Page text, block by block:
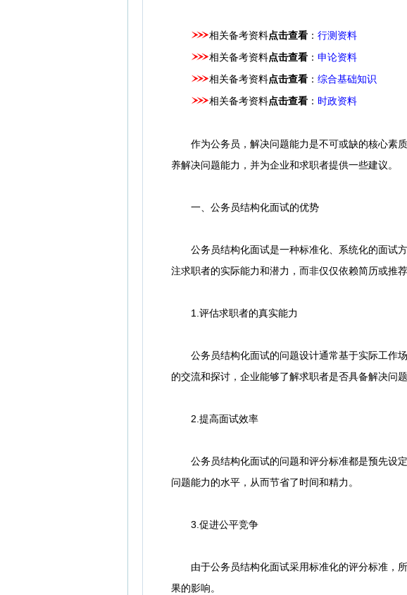
相关备考资料点击查看 ： 行测资料
相关备考资料点击查看 ： 申论资料
相关备考资料点击查看 ： 综合基础知识
相关备考资料点击查看 ： 时政资料
作为公务员，解决问题能力是不可或缺的核心素质
养解决问题能力，并为企业和求职者提供一些建议。
一、公务员结构化面试的优势
公务员结构化面试是一种标准化、系统化的面试方
注求职者的实际能力和潜力，而非仅仅依赖简历或推荐
1.评估求职者的真实能力
公务员结构化面试的问题设计通常基于实际工作场
的交流和探讨，企业能够了解求职者是否具备解决问题
2.提高面试效率
公务员结构化面试的问题和评分标准都是预先设定
问题能力的水平，从而节省了时间和精力。
3.促进公平竞争
由于公务员结构化面试采用标准化的评分标准，所
果的影响。